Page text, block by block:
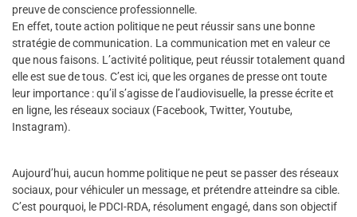
preuve de conscience professionnelle.
En effet, toute action politique ne peut réussir sans une bonne
stratégie de communication. La communication met en valeur ce
que nous faisons. L’activité politique, peut réussir totalement quand
elle est sue de tous. C’est ici, que les organes de presse ont toute
leur importance : qu’il s’agisse de l’audiovisuelle, la presse écrite et
en ligne, les réseaux sociaux (Facebook, Twitter, Youtube,
Instagram).
Aujourd’hui, aucun homme politique ne peut se passer des réseaux
sociaux, pour véhiculer un message, et prétendre atteindre sa cible.
C’est pourquoi, le PDCI-RDA, résolument engagé, dans son objectif